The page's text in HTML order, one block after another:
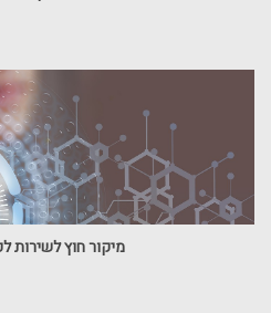
מיקור חוץ לשירות